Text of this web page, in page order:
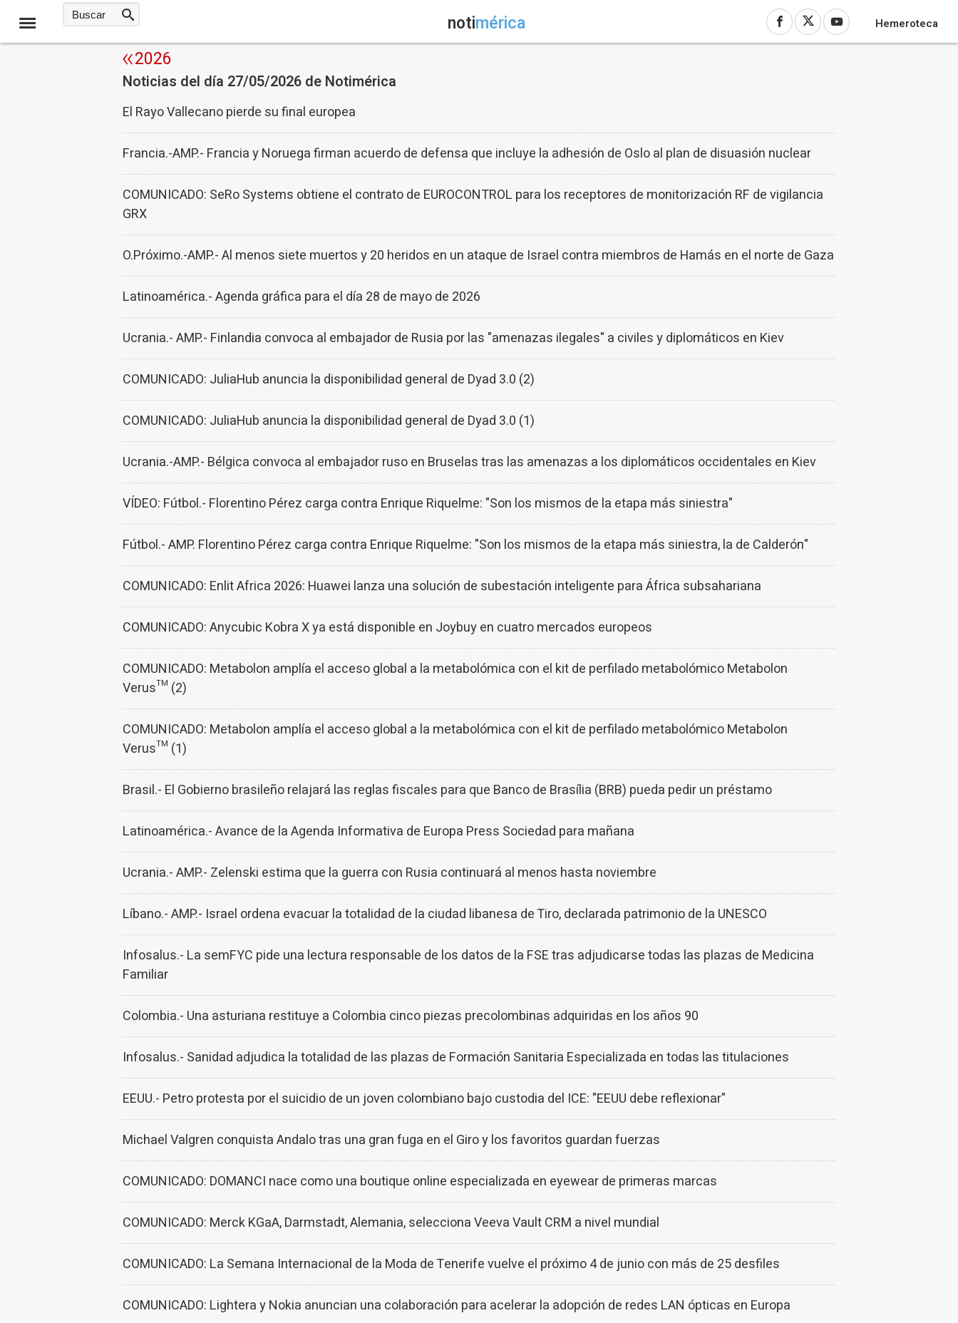
notimérica Hemeroteca
2026
Noticias del día 27/05/2026 de Notimérica
El Rayo Vallecano pierde su final europea
Francia.-AMP.- Francia y Noruega firman acuerdo de defensa que incluye la adhesión de Oslo al plan de disuasión nuclear
COMUNICADO: SeRo Systems obtiene el contrato de EUROCONTROL para los receptores de monitorización RF de vigilancia
GRX
O.Próximo.-AMP.- Al menos siete muertos y 20 heridos en un ataque de Israel contra miembros de Hamás en el norte de Gaza
Latinoamérica.- Agenda gráfica para el día 28 de mayo de 2026
Ucrania.- AMP.- Finlandia convoca al embajador de Rusia por las "amenazas ilegales" a civiles y diplomáticos en Kiev
COMUNICADO: JuliaHub anuncia la disponibilidad general de Dyad 3.0 (2)
COMUNICADO: JuliaHub anuncia la disponibilidad general de Dyad 3.0 (1)
Ucrania.-AMP.- Bélgica convoca al embajador ruso en Bruselas tras las amenazas a los diplomáticos occidentales en Kiev
VÍDEO: Fútbol.- Florentino Pérez carga contra Enrique Riquelme: "Son los mismos de la etapa más siniestra"
Fútbol.- AMP. Florentino Pérez carga contra Enrique Riquelme: "Son los mismos de la etapa más siniestra, la de Calderón"
COMUNICADO: Enlit Africa 2026: Huawei lanza una solución de subestación inteligente para África subsahariana
COMUNICADO: Anycubic Kobra X ya está disponible en Joybuy en cuatro mercados europeos
COMUNICADO: Metabolon amplía el acceso global a la metabolómica con el kit de perfilado metabolómico Metabolon
Verus™ (2)
COMUNICADO: Metabolon amplía el acceso global a la metabolómica con el kit de perfilado metabolómico Metabolon
Verus™ (1)
Brasil.- El Gobierno brasileño relajará las reglas fiscales para que Banco de Brasília (BRB) pueda pedir un préstamo
Latinoamérica.- Avance de la Agenda Informativa de Europa Press Sociedad para mañana
Ucrania.- AMP.- Zelenski estima que la guerra con Rusia continuará al menos hasta noviembre
Líbano.- AMP.- Israel ordena evacuar la totalidad de la ciudad libanesa de Tiro, declarada patrimonio de la UNESCO
Infosalus.- La semFYC pide una lectura responsable de los datos de la FSE tras adjudicarse todas las plazas de Medicina
Familiar
Colombia.- Una asturiana restituye a Colombia cinco piezas precolombinas adquiridas en los años 90
Infosalus.- Sanidad adjudica la totalidad de las plazas de Formación Sanitaria Especializada en todas las titulaciones
EEUU.- Petro protesta por el suicidio de un joven colombiano bajo custodia del ICE: "EEUU debe reflexionar"
Michael Valgren conquista Andalo tras una gran fuga en el Giro y los favoritos guardan fuerzas
COMUNICADO: DOMANCI nace como una boutique online especializada en eyewear de primeras marcas
COMUNICADO: Merck KGaA, Darmstadt, Alemania, selecciona Veeva Vault CRM a nivel mundial
COMUNICADO: La Semana Internacional de la Moda de Tenerife vuelve el próximo 4 de junio con más de 25 desfiles
COMUNICADO: Lightera y Nokia anuncian una colaboración para acelerar la adopción de redes LAN ópticas en Europa